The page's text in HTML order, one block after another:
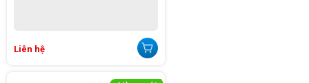
Liên hệ